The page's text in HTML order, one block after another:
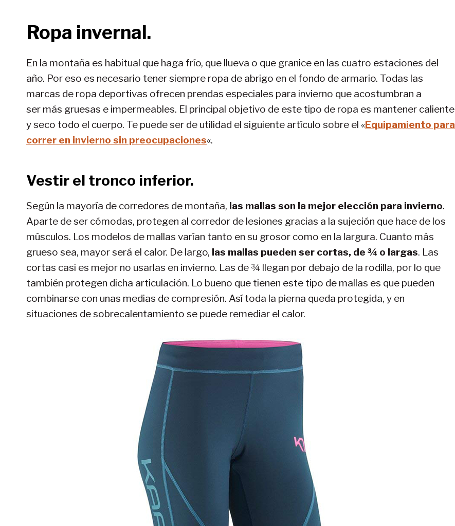
Ropa invernal.
En la montaña es habitual que haga frío, que llueva o que granice en las cuatro estaciones del
año. Por eso es necesario tener siempre ropa de abrigo en el fondo de armario. Todas las
marcas de ropa deportivas ofrecen prendas especiales para invierno que acostumbran a
ser más gruesas e impermeables. El principal objetivo de este tipo de ropa es mantener caliente
y seco todo el cuerpo. Te puede ser de utilidad el siguiente artículo sobre el «Equipamiento para
correr en invierno sin preocupaciones«.
Vestir el tronco inferior.
Según la mayoría de corredores de montaña, las mallas son la mejor elección para invierno.
Aparte de ser cómodas, protegen al corredor de lesiones gracias a la sujeción que hace de los
músculos. Los modelos de mallas varían tanto en su grosor como en la largura. Cuanto más
grueso sea, mayor será el calor. De largo, las mallas pueden ser cortas, de ¾ o largas. Las
cortas casi es mejor no usarlas en invierno. Las de ¾ llegan por debajo de la rodilla, por lo que
también protegen dicha articulación. Lo bueno que tienen este tipo de mallas es que pueden
combinarse con unas medias de compresión. Así toda la pierna queda protegida, y en
situaciones de sobrecalentamiento se puede remediar el calor.